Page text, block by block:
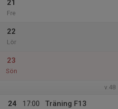
21
Fre
22
Lör
23
Sön
v.48
24
17:00
Träning F13